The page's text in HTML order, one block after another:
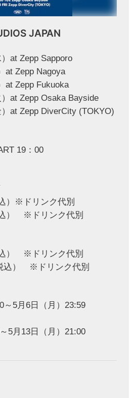
JAPAN
at Zepp Sapporo
at Zepp Nagoya
at Zepp Fukuoka
at Zepp Osaka Bayside
at Zepp DiverCity (TOKYO)
19：00
）※ドリンク代別
） ※ドリンク代別
） ※ドリンク代別
込） ※ドリンク代別
～5月6日（月）23:59
5月13日（月）21:00